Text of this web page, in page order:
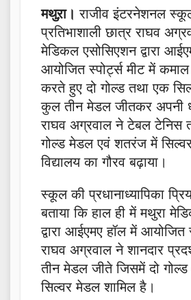
मथुऱा।राजीव इंटरनेशनल
प्रतिभाशाली छात्र राघव
मेडिकल एसोसिएशन द्वारा
आयोजित स्पोर्ट्स मीट में
करते हुए दो गोल्ड तथा एक
कुल तीन मेडल जीतकर अपनी
राघव अग्रवाल ने टेबल टेनिस
गोल्ड मेडल एवं शतरंज में
विद्यालय का गौरव बढ़ाया।
स्कूल की प्रधानाध्यापिका
बताया कि हाल ही में मथुरा
द्वारा आईएमए हॉल में आयोजित
राघव अग्रवाल ने शानदार
तीन मेडल जीते जिसमें दो
सिल्वर मेडल शामिल है।